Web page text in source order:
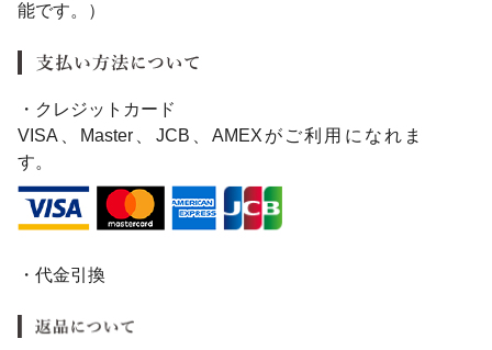
能です。）
・クレジットカード
VISA、Master、JCB、AMEXがご利用になれま
す。
・代金引換